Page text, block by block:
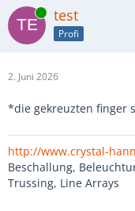
Online test
Profi
2. Juni 2026
*die gekreuzten finger
http://www.crystal-
Beschallung,
Trussing, Line Arrays